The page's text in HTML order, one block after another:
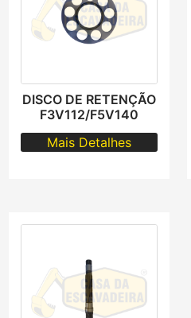
DISCO DE RETENÇÃO
F3V112/F5V140
Mais Detalhes